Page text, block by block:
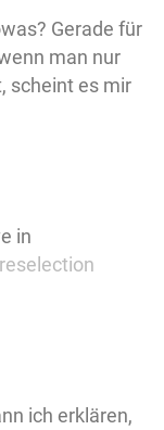
Gerade für
man nur
scheint es mir
in
ich erklären,